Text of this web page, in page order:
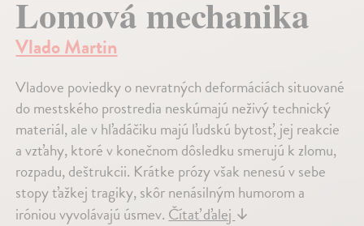
Lomová mechanika
Vlado Martin
Vladove poviedky o nevratných deformáciách situované
do mestského prostredia neskúmajú neživý technický
materiál, ale v hľadáčiku majú ľudskú bytosť, jej reakcie
a vzťahy, ktoré v konečnom dôsledku smerujú k zlomu,
rozpadu, deštrukcii. Krátke prózy však nenesú v sebe
stopy ťažkej tragiky, skôr nenásilným humorom a
iróniou vyvolávajú úsmev. Čítať ďalej ↓